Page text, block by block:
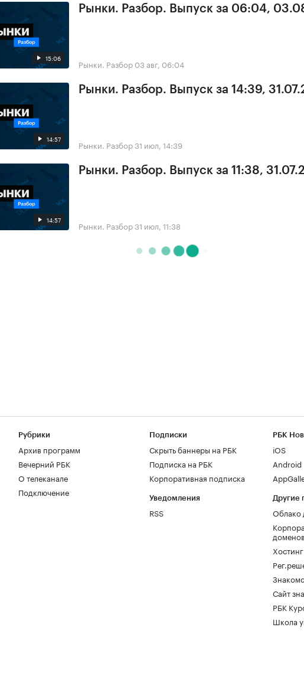
15:06
Рынки. Разбор. Выпуск за 06:04,
Рынки. Разбор 03 авг, 06:04
14:57
Рынки. Разбор. Выпуск за 14:39,
Рынки. Разбор31 июл, 14:39
14:57
Рынки. Разбор. Выпуск за 11:38,
Рынки. Разбор31 июл, 11:38
Рубрики
Архив программ
Вечерний РБК
О телеканале
Подключение
Подписки
Скрыть баннеры на РБК
Подписка на РБК
Корпоративная подписка
Уведомления
RSS
РБК
iOS
Android
Другие
Облако
доменов
Сайт
РБК
Школа